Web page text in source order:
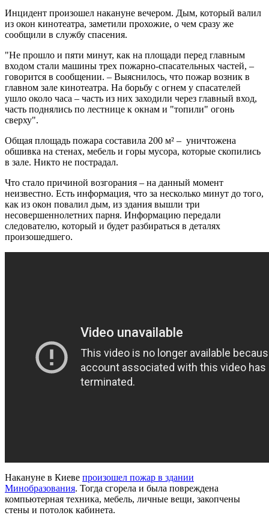
Инцидент произошел накануне вечером. Дым, который валил
из окон кинотеатра, заметили прохожие, о чем сразу же
сообщили в службу спасения.
"Не прошло и пяти минут, как на площади перед главным
входом стали машины трех пожарно-спасательных частей, –
говорится в сообщении. – Выяснилось, что пожар возник в
главном зале кинотеатра. На борьбу с огнем у спасателей
ушло около часа – часть из них заходили через главный вход,
часть поднялись по лестнице к окнам и "топили" огонь
сверху".
Общая площадь пожара составила 200 м² – уничтожена
обшивка на стенах, мебель и горы мусора, которые скопились
в зале. Никто не пострадал.
Что стало причиной возгорания – на данный момент
неизвестно. Есть информация, что за несколько минут до того,
как из окон повалил дым, из здания вышли три
несовершеннолетних парня. Информацию передали
следователю, который и будет разбираться в деталях
произошедшего.
Накануне в Киеве произошел пожар в здании
Минобразования. Тогда сгорела и была повреждена
компьютерная техника, мебель, личные вещи, закопчены
стены и потолок кабинета.